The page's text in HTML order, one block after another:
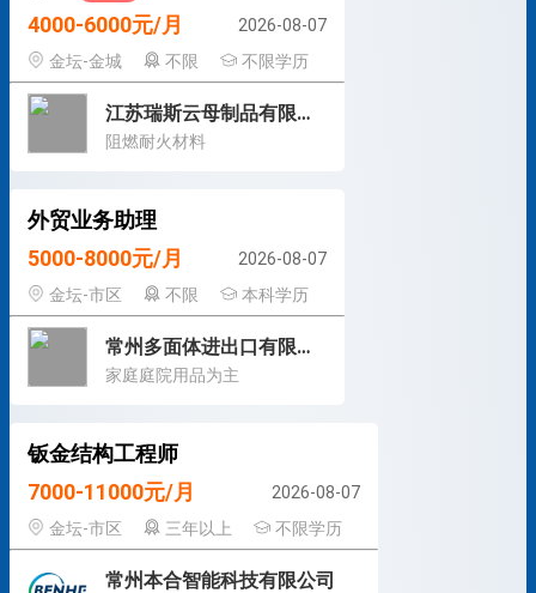
4000-6000元/月
2026-08-07
金坛-金城
不限 不限学历
江苏瑞斯云母制品有限公司
阻燃耐火材料
外贸业务助理
5000-8000元/月
2026-08-07
金坛-市区
不限 本科学历
常州多面体进出口有限公司
家庭庭院用品为主
钣金结构工程师
7000-11000元/月
2026-08-07
金坛-市区
三年以上 不限学历
常州本合智能科技有限公司